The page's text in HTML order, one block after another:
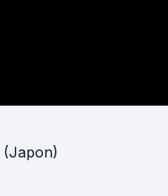
(Japon)